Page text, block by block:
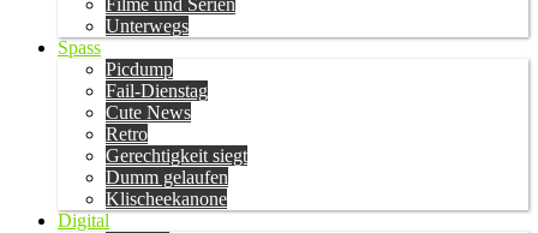
Filme und Serien
Unterwegs
Spass
Picdump
Fail-Dienstag
Cute News
Retro
Gerechtigkeit siegt
Dumm gelaufen
Klischeekanone
Digital